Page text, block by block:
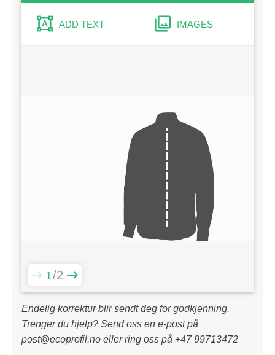
ADD TEXT IMAGES
1 2
Endelig korrektur blir sendt deg for godkjenning.
Trenger du hjelp? Send oss en e-post på
post@ecoprofil.no eller ring oss på +47 99713472